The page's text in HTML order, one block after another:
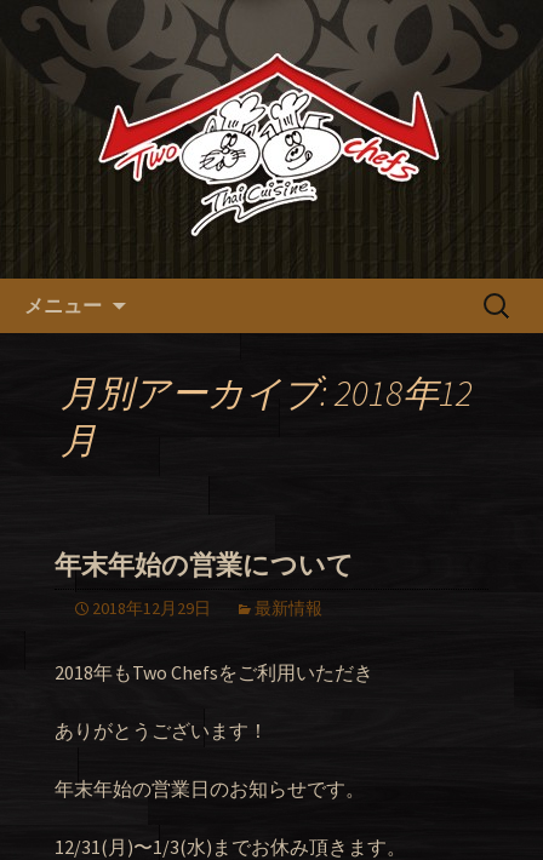
十三の本格タイ料理【tow
chefs】のオフィシャルブログ
十三の本格タイ料理【tow chefs】のオ
フィシャルブログ
メニュー
検
月別アーカイブ: 2018年12
月
年末年始の営業について
2018年12月29日 最新情報
2018年もTwo Chefsをご利用いただき
ありがとうございます！
年末年始の営業日のお知らせです。
12/31(月)〜1/3(水)までお休み頂きます。